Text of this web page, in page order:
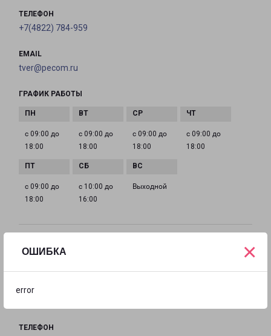
ОШИБКА
error
×
ТЕЛЕФОН
+7(4822) 784-959
EMAIL
tver@pecom.ru
ГРАФИК РАБОТЫ
с 09:00 до
18:00
с 09:00 до
18:00
с 09:00 до
18:00
с 09:00 до
18:00
с 09:00 до
18:00
с 10:00 до
16:00
Выходной
Осташковская улица, 6
ТЕЛЕФОН